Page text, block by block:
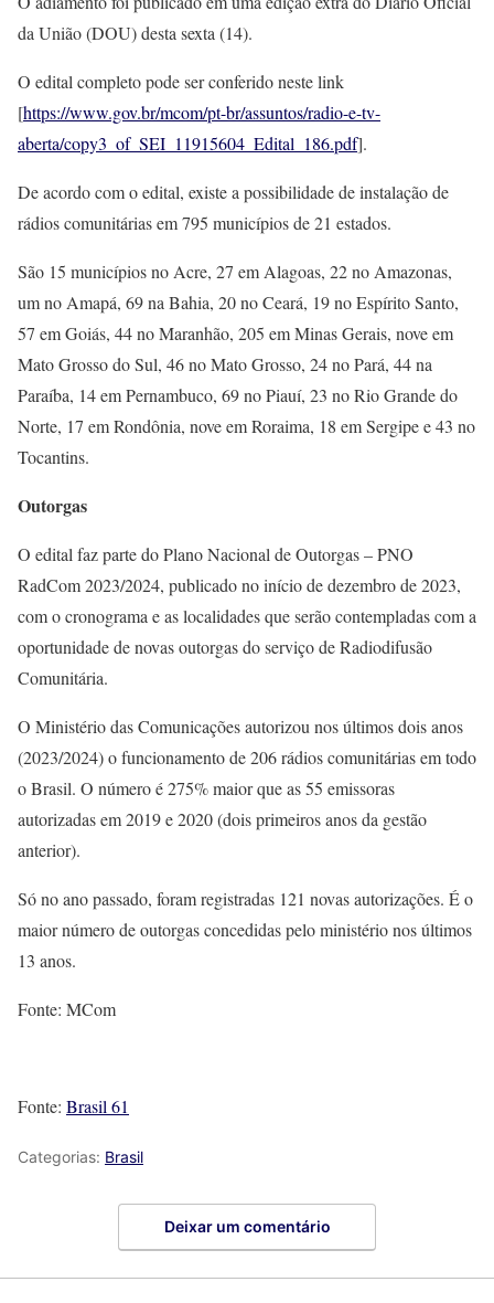
da União (DOU) desta sexta (14).
O edital completo pode ser conferido neste link
[https://www.gov.br/mcom/pt-br/assuntos/radio-e-tv-
aberta/copy3_of_SEI_11915604_Edital_186.pdf].
De acordo com o edital, existe a possibilidade de instalação de
rádios comunitárias em 795 municípios de 21 estados.
São 15 municípios no Acre, 27 em Alagoas, 22 no Amazonas,
um no Amapá, 69 na Bahia, 20 no Ceará, 19 no Espírito Santo,
57 em Goiás, 44 no Maranhão, 205 em Minas Gerais, nove em
Mato Grosso do Sul, 46 no Mato Grosso, 24 no Pará, 44 na
Paraíba, 14 em Pernambuco, 69 no Piauí, 23 no Rio Grande do
Norte, 17 em Rondônia, nove em Roraima, 18 em Sergipe e 43 no
Tocantins.
Outorgas
O edital faz parte do Plano Nacional de Outorgas – PNO
RadCom 2023/2024, publicado no início de dezembro de 2023,
com o cronograma e as localidades que serão contempladas com a
oportunidade de novas outorgas do serviço de Radiodifusão
Comunitária.
O Ministério das Comunicações autorizou nos últimos dois anos
(2023/2024) o funcionamento de 206 rádios comunitárias em todo
o Brasil. O número é 275% maior que as 55 emissoras
autorizadas em 2019 e 2020 (dois primeiros anos da gestão
anterior).
Só no ano passado, foram registradas 121 novas autorizações. É o
maior número de outorgas concedidas pelo ministério nos últimos
13 anos.
Fonte: MCom
Fonte: Brasil 61
Categorias: Brasil
Deixar um comentário